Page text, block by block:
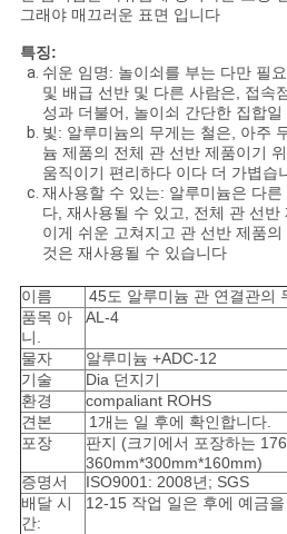
호
정
책
그래야 매끄러운 표면 입니다
특징:
쉬운 임명: 놀이쇠를 부는 다만 필
및 배급 선반 및 다른 사람은, 접속
성과 더불어, 놀이쇠 간단한 집합일
빛: 알루미늄의 무게는 철은, 아주
늄 제품의 전체 관 선반 제품이기
움직이기 편리하다 이다 더 가볍습
재사용할 수 있는: 알루미늄은 다
다, 재사용될 수 있고, 전체 관 선
이게 쉬운 고쳐지고 관 선반 제품
것은 재사용될 수 있습니다
이름
45도 알루미늄 관 연결관의
품목 아
니.
AL-4
물자
알루미늄 +ADC-12
기술
Dia 던지기
환경
compaliant ROHS
견본
1개는 일 후에 확인합니다.
포장
판지 (크기에서 포장하는
360mm*300mm*160mm)
증명서
ISO9001: 2008년; SGS
배달 시
간:
12-15 작업 일은 후에 예금